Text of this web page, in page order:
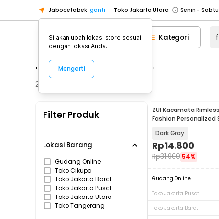
Jabodetabek ganti Toko Jakarta Utara
Toko Tangerang
Toko Cikupa
Pick n Go Jakarta Barat
Senin -
Pick n Go Bekasi
Toko Jakarta Barat
Senin -
Toko Tangerang
Senin - Jumat
Senin - Jumat
Kategori
"fashion pria wanita"
265
Filter Produk
Lokasi Barang
Gudang Online
Toko Cikupa
Toko Jakarta Barat
Toko Jakarta Pusat
Toko Jakarta Utara
Toko Tangerang
ZUI Kacamata
Fashion Personalized
Dark Gray
Rp14.800
Rp31.900 54%
Gudang Online
Toko Jakarta Pusat
Toko Jakarta Barat
Silakan ubah lokasi store sesuai
dengan lokasi Anda.
Mengerti